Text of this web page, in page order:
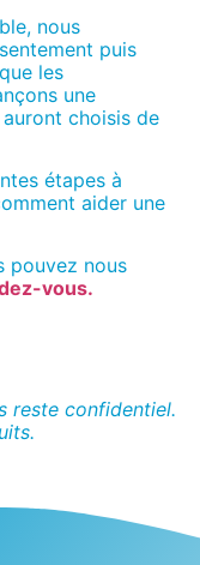
nous
puis
les
une
choisis de
étapes à
aider une
pouvez nous
vous.
reste confidentiel.